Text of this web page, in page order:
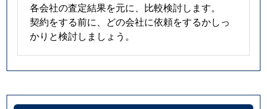
各会社の査定結果を元に、比較検討します。
契約をする前に、どの会社に依頼をするかしっ
かりと検討しましょう。